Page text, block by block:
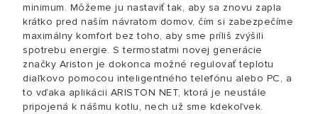
minimum. Môžeme ju nastaviť tak, aby sa znovu zapla
krátko pred naším návratom domov, čím si zabezpečíme
maximálny komfort bez toho, aby sme príliš zvýšili
spotrebu energie. S termostatmi novej generácie
značky Ariston je dokonca možné regulovať teplotu
diaľkovo pomocou inteligentného telefónu alebo PC, a
to vďaka aplikácii ARISTON NET, ktorá je neustále
pripojená k nášmu kotlu, nech už sme kdekoľvek.